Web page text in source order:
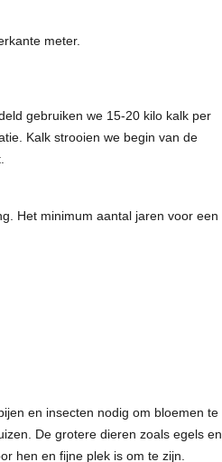
meter.
gebruiken we 15-20 kilo kalk per
Kalk strooien we begin van de
Het minimum aantal jaren voor een
en insecten nodig om bloemen te
De grotere dieren zoals egels en
hen en fijne plek is om te zijn.